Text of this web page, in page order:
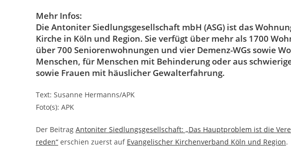
Mehr Infos:
Die Antoniter Siedlungsgesellschaft mbH (ASG) ist das
Kirche in Köln und Region. Sie verfügt über mehr als 1700
über 700 Seniorenwohnungen und vier Demenz-WGs sowie
Menschen, für Menschen mit Behinderung oder aus
sowie Frauen mit häuslicher Gewalterfahrung.
Text: Susanne Hermanns/APK
Foto(s): APK
Der Beitrag Antoniter Siedlungsgesellschaft: „Das Hauptproblem ist die
reden“ erschien zuerst auf Evangelischer Kirchenverband Köln und Region.